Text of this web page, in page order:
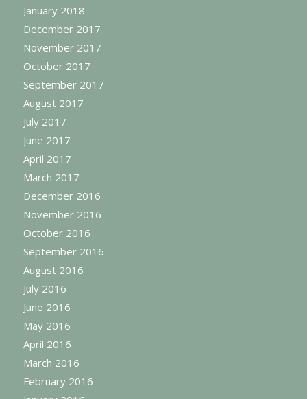
January 2018
December 2017
November 2017
October 2017
September 2017
August 2017
July 2017
June 2017
April 2017
March 2017
December 2016
November 2016
October 2016
September 2016
August 2016
July 2016
June 2016
May 2016
April 2016
March 2016
February 2016